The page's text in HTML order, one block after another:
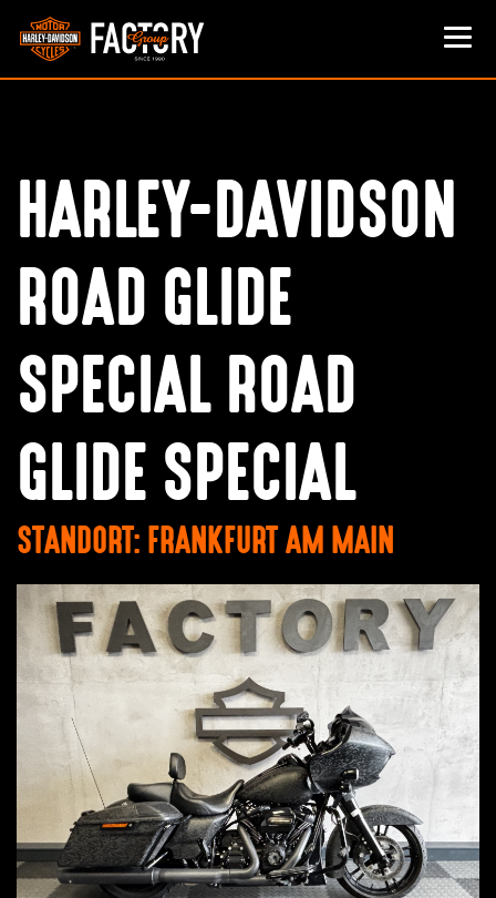
HARLEY-DAVIDSON
ROAD GLIDE
SPECIAL ROAD
GLIDE SPECIAL
STANDORT: FRANKFURT AM MAIN